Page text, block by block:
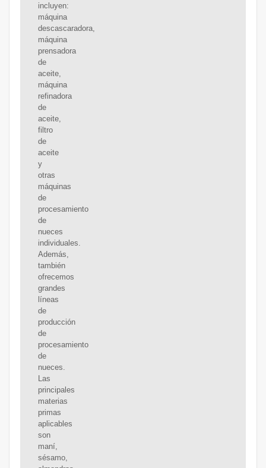
incluyen:
máquina
descascaradora,
máquina
prensadora
de
aceite,
máquina
refinadora
de
aceite,
filtro
de
aceite
y
otras
máquinas
de
procesamiento
de
nueces
individuales.
Además,
también
ofrecemos
grandes
líneas
de
producción
de
procesamiento
de
nueces.
Las
principales
materias
primas
aplicables
son
maní,
sésamo,